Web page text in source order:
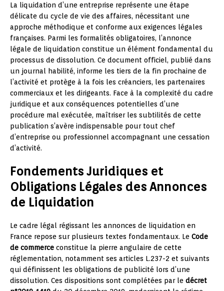
La liquidation d’une entreprise représente une étape
délicate du cycle de vie des affaires, nécessitant une
approche méthodique et conforme aux exigences légales
françaises. Parmi les formalités obligatoires, l’annonce
légale de liquidation constitue un élément fondamental du
processus de dissolution. Ce document officiel, publié dans
un journal habilité, informe les tiers de la fin prochaine de
l’activité et protège à la fois les créanciers, les partenaires
commerciaux et les dirigeants. Face à la complexité du cadre
juridique et aux conséquences potentielles d’une
procédure mal exécutée, maîtriser les subtilités de cette
publication s’avère indispensable pour tout chef
d’entreprise ou professionnel accompagnant une cessation
d’activité.
Fondements Juridiques et
Obligations Légales des Annonces
de Liquidation
Le cadre légal régissant les annonces de liquidation en
France repose sur plusieurs textes fondamentaux. Le Code
de commerce constitue la pierre angulaire de cette
réglementation, notamment ses articles L.237-2 et suivants
qui définissent les obligations de publicité lors d’une
dissolution. Ces dispositions sont complétées par le décret